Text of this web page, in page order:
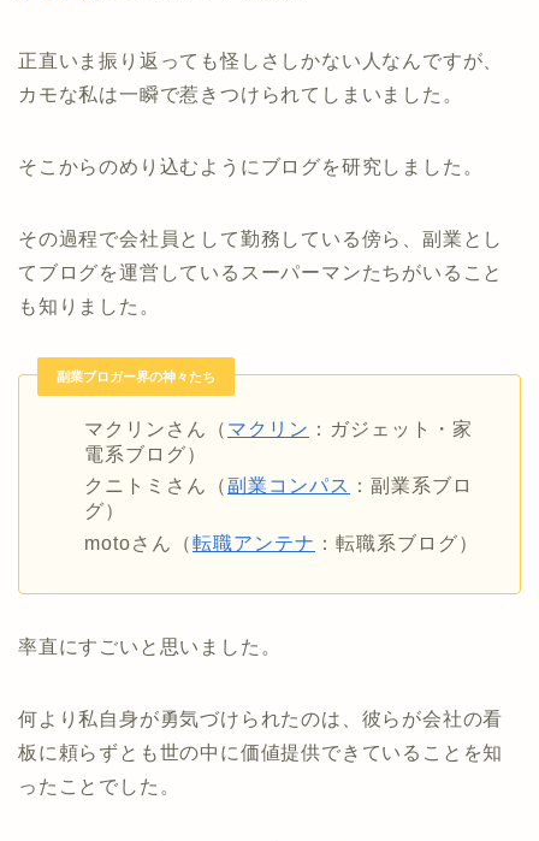
正直いま振り返っても怪しさしかない人なんですが、
カモな私は一瞬で惹きつけられてしまいました。
そこからのめり込むようにブログを研究しました。
その過程で会社員として勤務している傍ら、副業とし
てブログを運営しているスーパーマンたちがいること
も知りました。
副業ブロガー界の神々たち
マクリンさん（ マクリン ：ガジェット・家
電系ブログ）
クニトミさん（副業コンパス ：副業系ブロ
グ）
motoさん（転職アンテナ ：転職系ブログ）
率直にすごいと思いました。
何より私自身が勇気づけられたのは、彼らが会社の看
板に頼らずとも世の中に価値提供できていることを知
ったことでした。